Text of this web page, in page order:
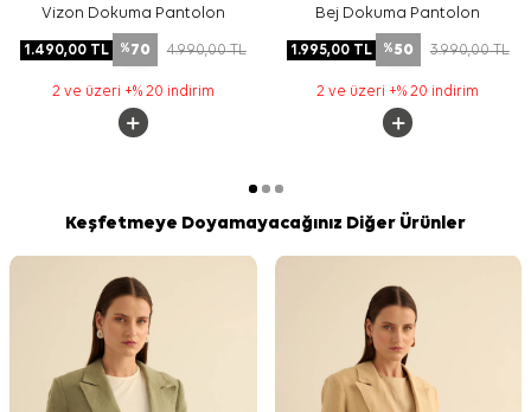
Vizon Dokuma Pantolon
1.490,00TL %70 4.990,00TL
2 ve üzeri +% 20 indirim
Bej Dokuma Pantolon
1.995,00TL %50 3.990,00TL
2 ve üzeri +% 20 indirim
Keşfetmeye Doyamayacağınız Diğer Ürünler